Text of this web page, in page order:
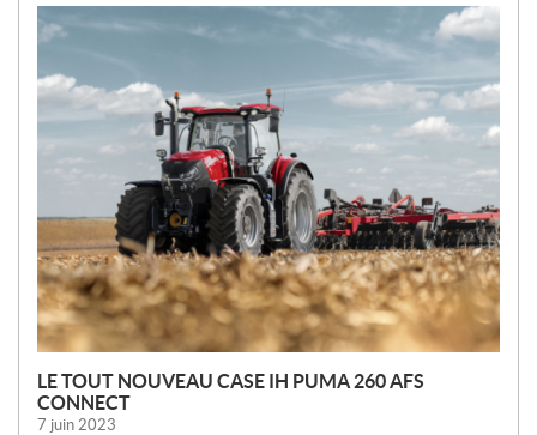
N
O
U
V
E
L
E
LE TOUT NOUVEAU CASE IH PUMA 260 AFS
CONNECT
7 juin 2023